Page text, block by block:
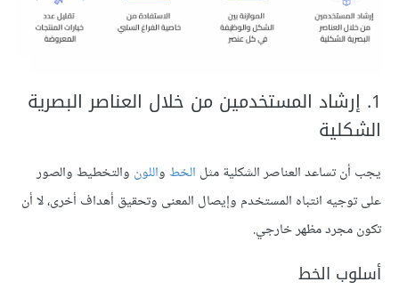
1. إرشاد المستخدمين من خلال العناصر البصرية
الشكلية
يجب أن تساعد العناصر الشكلية مثل الخطواللون والتخطيط والصور
على توجيه انتباه المستخدم وإيصال المعنى وتحقيق أهداف أخرى، لا أن
تكون مجرد مظهر خارجي.
أسلوب الخط